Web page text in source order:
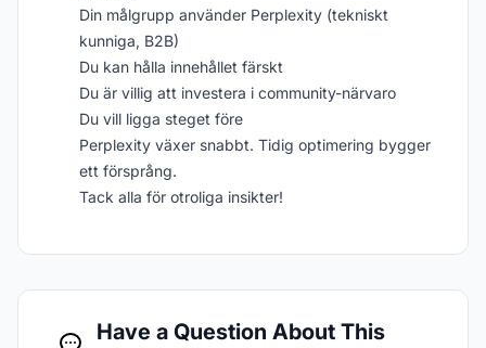
Din målgrupp använder Perplexity (tekniskt
kunniga, B2B)
Du kan hålla innehållet färskt
Du är villig att investera i community-närvaro
Du vill ligga steget före
Perplexity växer snabbt. Tidig optimering bygger
ett försprång.
Tack alla för otroliga insikter!
Have a Question About This